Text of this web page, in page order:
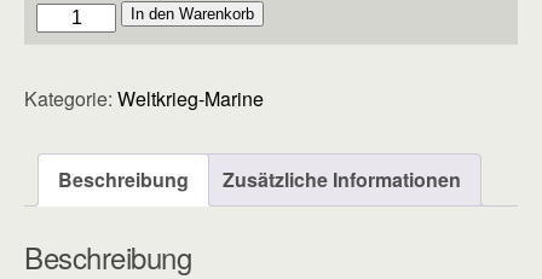
Marine
-
47
In den Warenkorb
Kategorie: Weltkrieg-Marine
Beschreibung Zusätzliche Informationen
Beschreibung